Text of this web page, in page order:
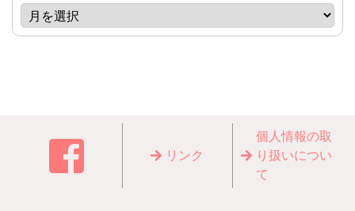
リンク
個⼈情報の取
り扱いについ
て